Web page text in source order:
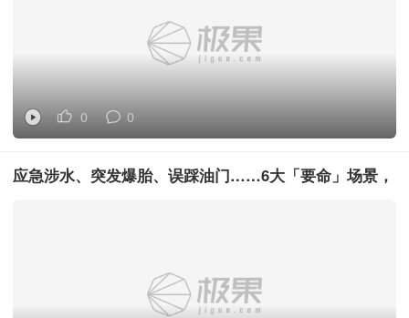
0 0
应急涉水、突发爆胎、误踩油门……6大「要命」场景，